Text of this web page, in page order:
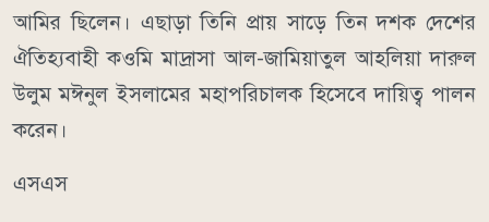
আমির ছিলেন। এছাড়া তিনি প্রায় সাড়ে তিন দশক দেশের
ঐতিহ্যবাহী কওমি মাদ্রাসা আল-জামিয়াতুল আহলিয়া দারুল
উলুম মঈনুল ইসলামের মহাপরিচালক হিসেবে দায়িত্ব পালন
করেন।
এসএস